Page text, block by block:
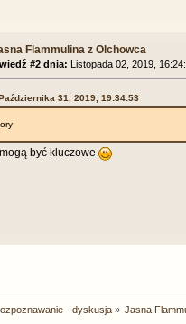
Flammulina z Olchowca
#2 dnia: Listopada 02, 2019,
31, 2019, 19:34:53
być kluczowe
- dyskusja» Jasna